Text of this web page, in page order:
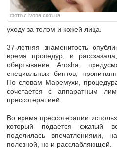
фото с ivona.com.ua
уходу за телом и кожей лица.
37-летняя знаменитость
время процедур, и
обертывание Arosha,
специальных бинтов,
По словам Маремухи,
сочетается с аппаратным
прессотерапией.
Во время прессотерапии
который подается сжатый
поделилась впечатлениями,
полезной, но и расслабляющей.